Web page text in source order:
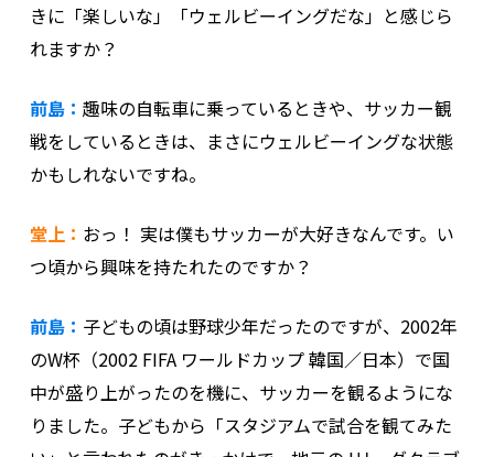
きに「楽しいな」「ウェルビーイングだな」と感じら
れますか？
前島： 趣味の自転車に乗っているときや、サッカー観
戦をしているときは、まさにウェルビーイングな状態
かもしれないですね。
堂上： おっ！ 実は僕もサッカーが大好きなんです。い
つ頃から興味を持たれたのですか？
前島： 子どもの頃は野球少年だったのですが、2002年
のW杯（2002 FIFA ワールドカップ 韓国／日本）で国
中が盛り上がったのを機に、サッカーを観るようにな
りました。子どもから「スタジアムで試合を観てみた